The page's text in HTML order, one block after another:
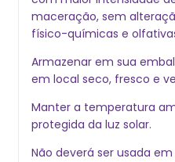
maceração, sem
físico-químicas e
Armazenar em sua
em local seco, fresco e
Manter a temperatura
protegida da luz solar.
Não deverá ser usada